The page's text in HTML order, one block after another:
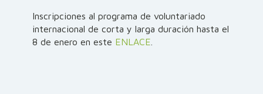
Inscripciones al programa de voluntariado
internacional de corta y larga duración hasta el
8 de enero en este ENLACE